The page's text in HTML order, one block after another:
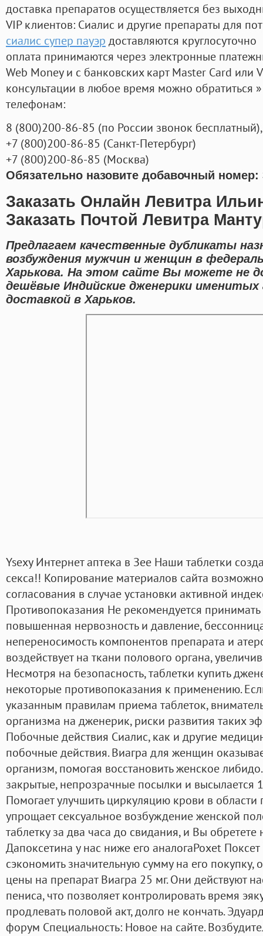
доставка препаратов осуществляется без
VIP клиентов: Сиалис и другие препараты для
сиалис супер пауэр доставляются круглосуточно
оплата принимаются через электронные
Web Money и с банковских карт Master Card или
консультации в любое время можно обратиться
телефонам:
8 (800)200-86-85 (по России звонок бесплатный),
+7 (800)200-86-85 (Санкт-Петербург)
+7 (800)200-86-85 (Москва)
Обязательно назовите добавочный номер:
Заказать Онлайн Левитра
Заказать Почтой Левитра
Предлагаем качественные дубликаты
возбуждения мужчин и женщин в
Харькова. На этом сайте Вы можете не
дешёвые Индийские дженерики
доставкой в Харьков.
Ysexy Интернет аптека в Зее Наши таблетки
секса!! Копирование материалов сайта
согласования в случае установки активной
Противопоказания Не рекомендуется принимать
повышенная нервозность и давление,
непереносимость компонентов препарата и
воздействует на ткани полового органа,
Несмотря на безопасность, таблетки купить
некоторые противопоказания к применению.
указанным правилам приема таблеток,
организма на дженерик, риски развития таких
Побочные действия Сиалис, как и другие
побочные действия. Виагра для женщин
организм, помогая восстановить женское
закрытые, непрозрачные посылки и высылается
Помогает улучшить циркуляцию крови в области
упрощает сексуальное возбуждение женской
таблетку за два часа до свидания, и Вы
Дапоксетина у нас ниже его аналогаPoxet
сэкономить значительную сумму на его покупку,
цены на препарат Виагра 25 мг. Они действуют
пениса, что позволяет контролировать время
продлевать половой акт, долго не кончать.
форум Специальность: Новое на сайте.